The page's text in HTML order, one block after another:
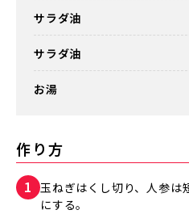
サラダ油
サラダ油
お湯
作り方
玉ねぎはくし切り、人参は
にする。